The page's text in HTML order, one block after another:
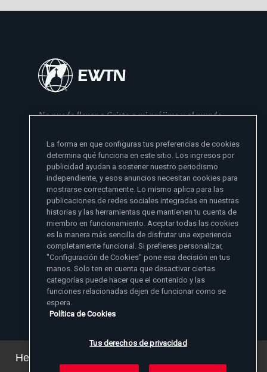
No puedo llevar a Cristo a mi prójimo y al mundo
- Madre Angelica
Sitios de noticias EWTN
Aci Prensa
ChurchPOP
Afiliados
English
España
Polska
Magyar
Más información
Madre Angelica
Sala de Prensa
Contacto
1-800-447-3986
EIN: 63-0801391
Hemos actualizado nuestra política de privacidad.
La forma en que configuras tus preferencias de cookies
determina qué funciona en este sitio. Los ingresos por
publicidad ayudan a sostener nuestro periodismo
independiente, y esos anuncios necesitan cookies para
mostrarse correctamente. Lo mismo aplica para las
publicaciones de redes sociales integradas en nuestras
historias y las herramientas que mantienen tu cuenta de
miembro en funcionamiento. Aceptar todas las cookies
es la manera más sencilla de disfrutar una experiencia
completamente funcional. Si prefieres personalizar,
"Configuración de Cookies" pone esa decisión en tus
manos. Solo ten en cuenta que desactivar ciertas
categorías puede hacer que el contenido y las
funciones relacionadas dejen de funcionar como se
espera.
Política de Cookies
Tus derechos de privacidad